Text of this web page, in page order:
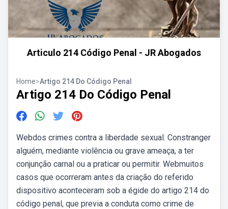
Articulo 214 Código Penal - JR Abogados
Home>Artigo 214 Do Código Penal
Artigo 214 Do Código Penal
Webdos crimes contra a liberdade sexual. Constranger
alguém, mediante violência ou grave ameaça, a ter
conjunção carnal ou a praticar ou permitir. Webmuitos
casos que ocorreram antes da criação do referido
dispositivo aconteceram sob a égide do artigo 214 do
código penal, que previa a conduta como crime de